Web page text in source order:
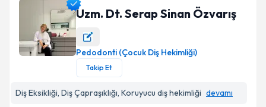
Uzm. Dt. Serap Sinan Özvarış Profil Fotoğrafı
Uzm. Dt. Serap Sinan Özvarış
Pedodonti (Çocuk Diş Hekimliği)
Takip Et
Diş Eksikliği, Diş Çapraşıklığı, Koruyucu diş hekimliği devamı